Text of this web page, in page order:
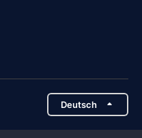
Deutsch